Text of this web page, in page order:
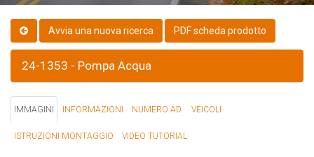
PDF scheda prodotto
24-1353 - Pompa Acqua
IMMAGINI INFORMAZIONI NUMERO AD. VEICOLI
ISTRUZIONI MONTAGGIO VIDEO TUTORIAL